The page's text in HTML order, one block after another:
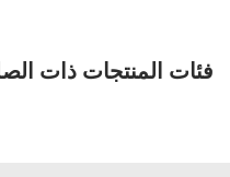
فئات المنتجات ذات